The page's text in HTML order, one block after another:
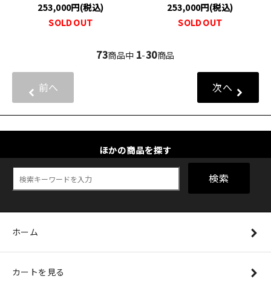
253,000円(税込)
SOLD OUT
253,000円(税込)
SOLD OUT
73商品中 1-30商品
前へ 次へ
ほかの商品を探す
検索
ホーム
カートを見る